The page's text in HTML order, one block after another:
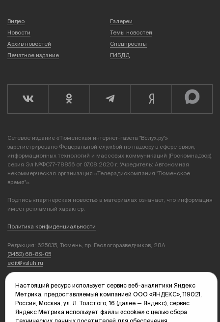
Видео
Галереи
Новости
Темы новостей
Архив новостей
Спецпроекты
Печатное издание
ГИБДД
Сетевое издание «Тюменская интернет-газета "Вслух.ру"»
зарегистрировано Федеральной службой по надзору в сфере связи,
информационных технологий и массовых коммуникаций (Роскомнадзор),
серия Эл №ФС77-78856 от 07.08.2020 г. Учредитель: Автономная
некоммерческая организация «Телерадиокомпания "Тюменское
время"».
Подпись «партнерская новость» в материалах означает, что информация
имеет рекламный характер.
Политика конфиденциальности
Редакция: 625035, Тюмень, пр. Геологоразведчиков, 28А
(3452) 68-89-05
edit@vsluh.ru
kika@vsluh.ru
По вопросам рекламы:
(3452) 68-89-78
Настоящий ресурс использует сервис веб-аналитики Яндекс
Метрика, предоставляемый компанией ООО «ЯНДЕКС», 119021,
Россия, Москва, ул. Л. Толстого, 16 (далее — Яндекс), сервис
Яндекс Метрика использует файлы «cookie» с целью сбора